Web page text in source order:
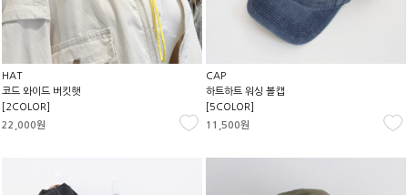
HAT
코드 와이드 버킷햇
[2COLOR]
22,000원
CAP
하트하트 워싱 볼캡
[5COLOR]
11,500원